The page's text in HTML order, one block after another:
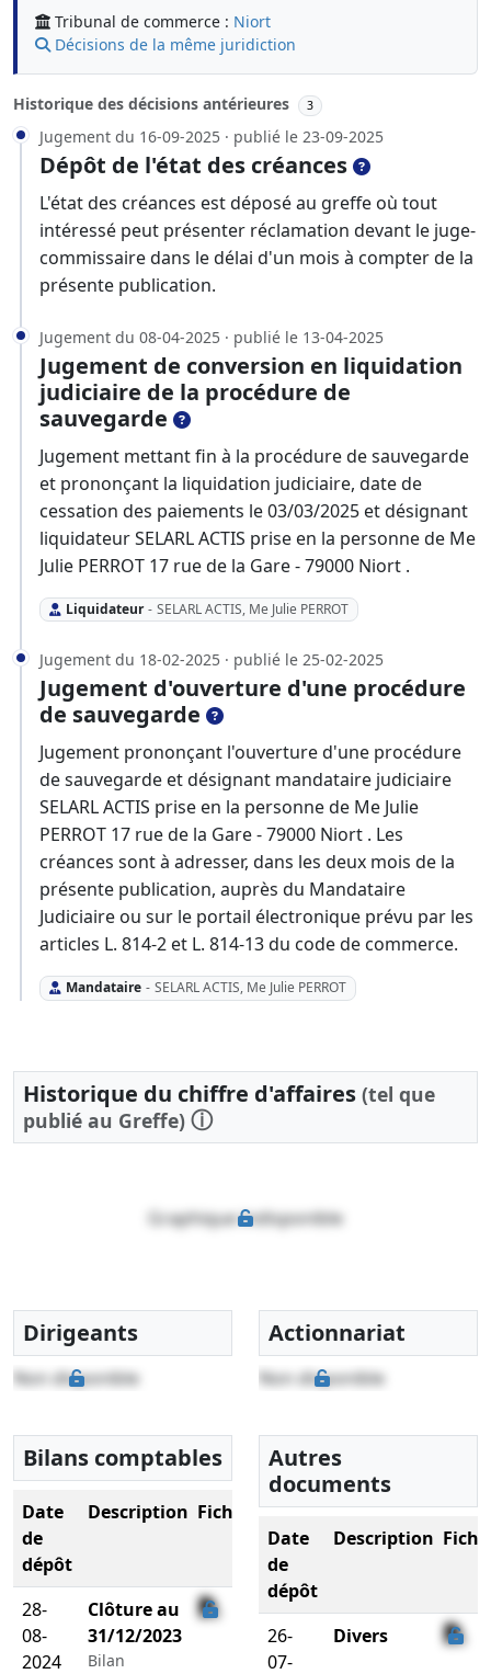
Tribunal de commerce : Niort
Décisions de la même juridiction
Historique des décisions antérieures 3
Jugement du 16-09-2025 · publié le 23-09-2025
Dépôt de l'état des créances
L'état des créances est déposé au greffe où tout
intéressé peut présenter réclamation devant le juge-
commissaire dans le délai d'un mois à compter de la
présente publication.
Jugement du 08-04-2025 · publié le 13-04-2025
Jugement de conversion en liquidation
judiciaire de la procédure de
sauvegarde
Jugement mettant fin à la procédure de sauvegarde
et prononçant la liquidation judiciaire, date de
cessation des paiements le 03/03/2025 et désignant
liquidateur SELARL ACTIS prise en la personne de Me
Julie PERROT 17 rue de la Gare - 79000 Niort .
Liquidateur - SELARL ACTIS, Me Julie PERROT
Jugement du 18-02-2025 · publié le 25-02-2025
Jugement d'ouverture d'une procédure
de sauvegarde
Jugement prononçant l'ouverture d'une procédure
de sauvegarde et désignant mandataire judiciaire
SELARL ACTIS prise en la personne de Me Julie
PERROT 17 rue de la Gare - 79000 Niort . Les
créances sont à adresser, dans les deux mois de la
présente publication, auprès du Mandataire
Judiciaire ou sur le portail électronique prévu par les
articles L. 814-2 et L. 814-13 du code de commerce.
Mandataire - SELARL ACTIS, Me Julie PERROT
Historique du chiffre d'affaires (tel que
publié au Greffe) ⓘ
Graphique indisponible
Dirigeants
Non disponible
Actionnariat
Non disponible
Bilans comptables
Date
de
dépôt
Description Fichier
28-
08-
2024
Clôture au
31/12/2023
Bilan
Autres
documents
Date
de
dépôt
Description
26-
07-
Divers